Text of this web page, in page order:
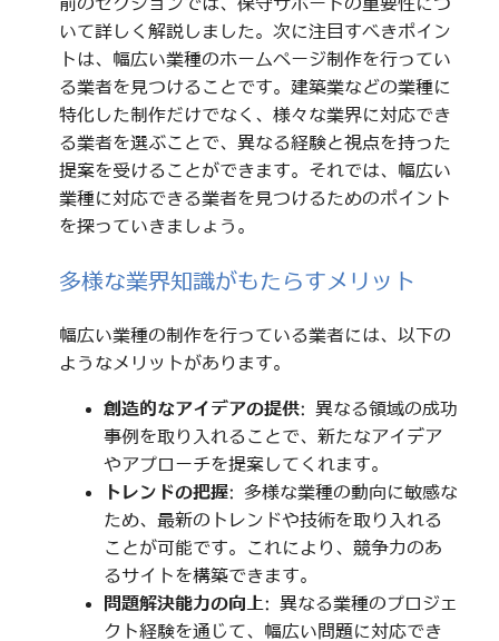
前のセクションでは、保守サポートの重要性につ
いて詳しく解説しました。次に注目すべきポイン
トは、幅広い業種のホームページ制作を行ってい
る業者を見つけることです。建築業などの業種に
特化した制作だけでなく、様々な業界に対応でき
る業者を選ぶことで、異なる経験と視点を持った
提案を受けることができます。それでは、幅広い
業種に対応できる業者を見つけるためのポイント
を探っていきましょう。
多様な業界知識がもたらすメリット
幅広い業種の制作を行っている業者には、以下の
ようなメリットがあります。
創造的なアイデアの提供: 異なる領域の成功
事例を取り入れることで、新たなアイデア
やアプローチを提案してくれます。
トレンドの把握: 多様な業種の動向に敏感な
ため、最新のトレンドや技術を取り入れる
ことが可能です。これにより、競争力のあ
るサイトを構築できます。
問題解決能力の向上: 異なる業種のプロジェ
クト経験を通じて、幅広い問題に対応でき